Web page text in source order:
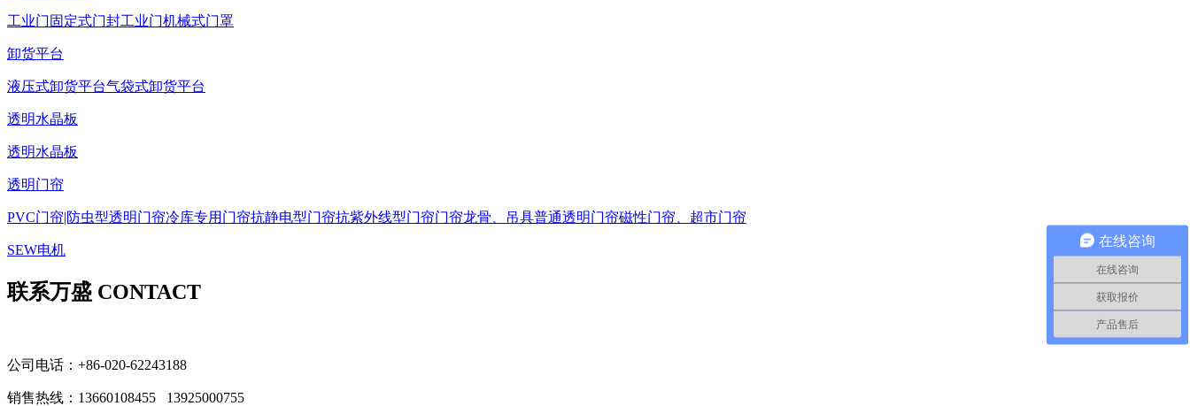
工业门固定式门封工业门机械式门罩
卸货平台
液压式卸货平台气袋式卸货平台
透明水晶板
透明水晶板
透明门帘
PVC门帘|防虫型透明门帘冷库专用门帘抗静电型门帘抗紫外线型门帘门帘龙骨、吊具普通透明门帘磁性门帘、超市门帘
SEW电机
联系万盛 CONTACT
公司电话：+86-020-62243188
销售热线： 13660108455 13925000755
在线咨询
在线咨询
获取报价
产品售后